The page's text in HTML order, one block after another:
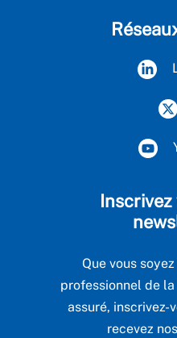
Inscrivez
Que vous
professionnel de
assuré, inscrivez-
recevez